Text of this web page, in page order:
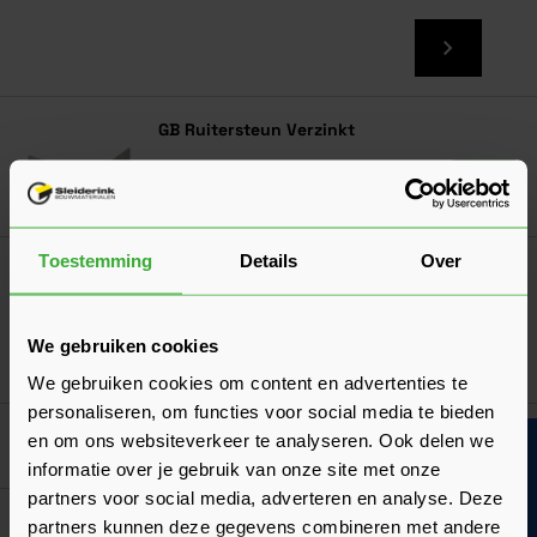
Toestemming Details Over
We gebruiken cookies
We gebruiken cookies om content en advertenties te
personaliseren, om functies voor social media te bieden
en om ons websiteverkeer te analyseren. Ook delen we
informatie over je gebruik van onze site met onze
partners voor social media, adverteren en analyse. Deze
partners kunnen deze gegevens combineren met andere
GB Ruitersteun Verzinkt
Ga
Bahco Barracuda handzaag 55 cm
Nu19,36per stuk
Goed voorbereid aan de slag
Duurzaamheid